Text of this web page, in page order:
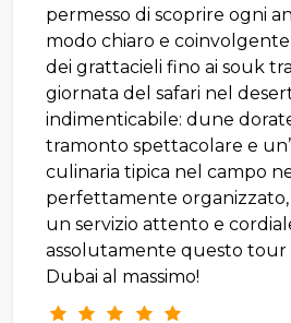
permesso di scoprire ogni
modo chiaro e
dei grattacieli fino ai souk
giornata del safari nel
indimenticabile: dune
tramonto spettacolare e
culinaria tipica nel campo
perfettamente organizzato,
un servizio attento e
assolutamente questo tour
Dubai al massimo!